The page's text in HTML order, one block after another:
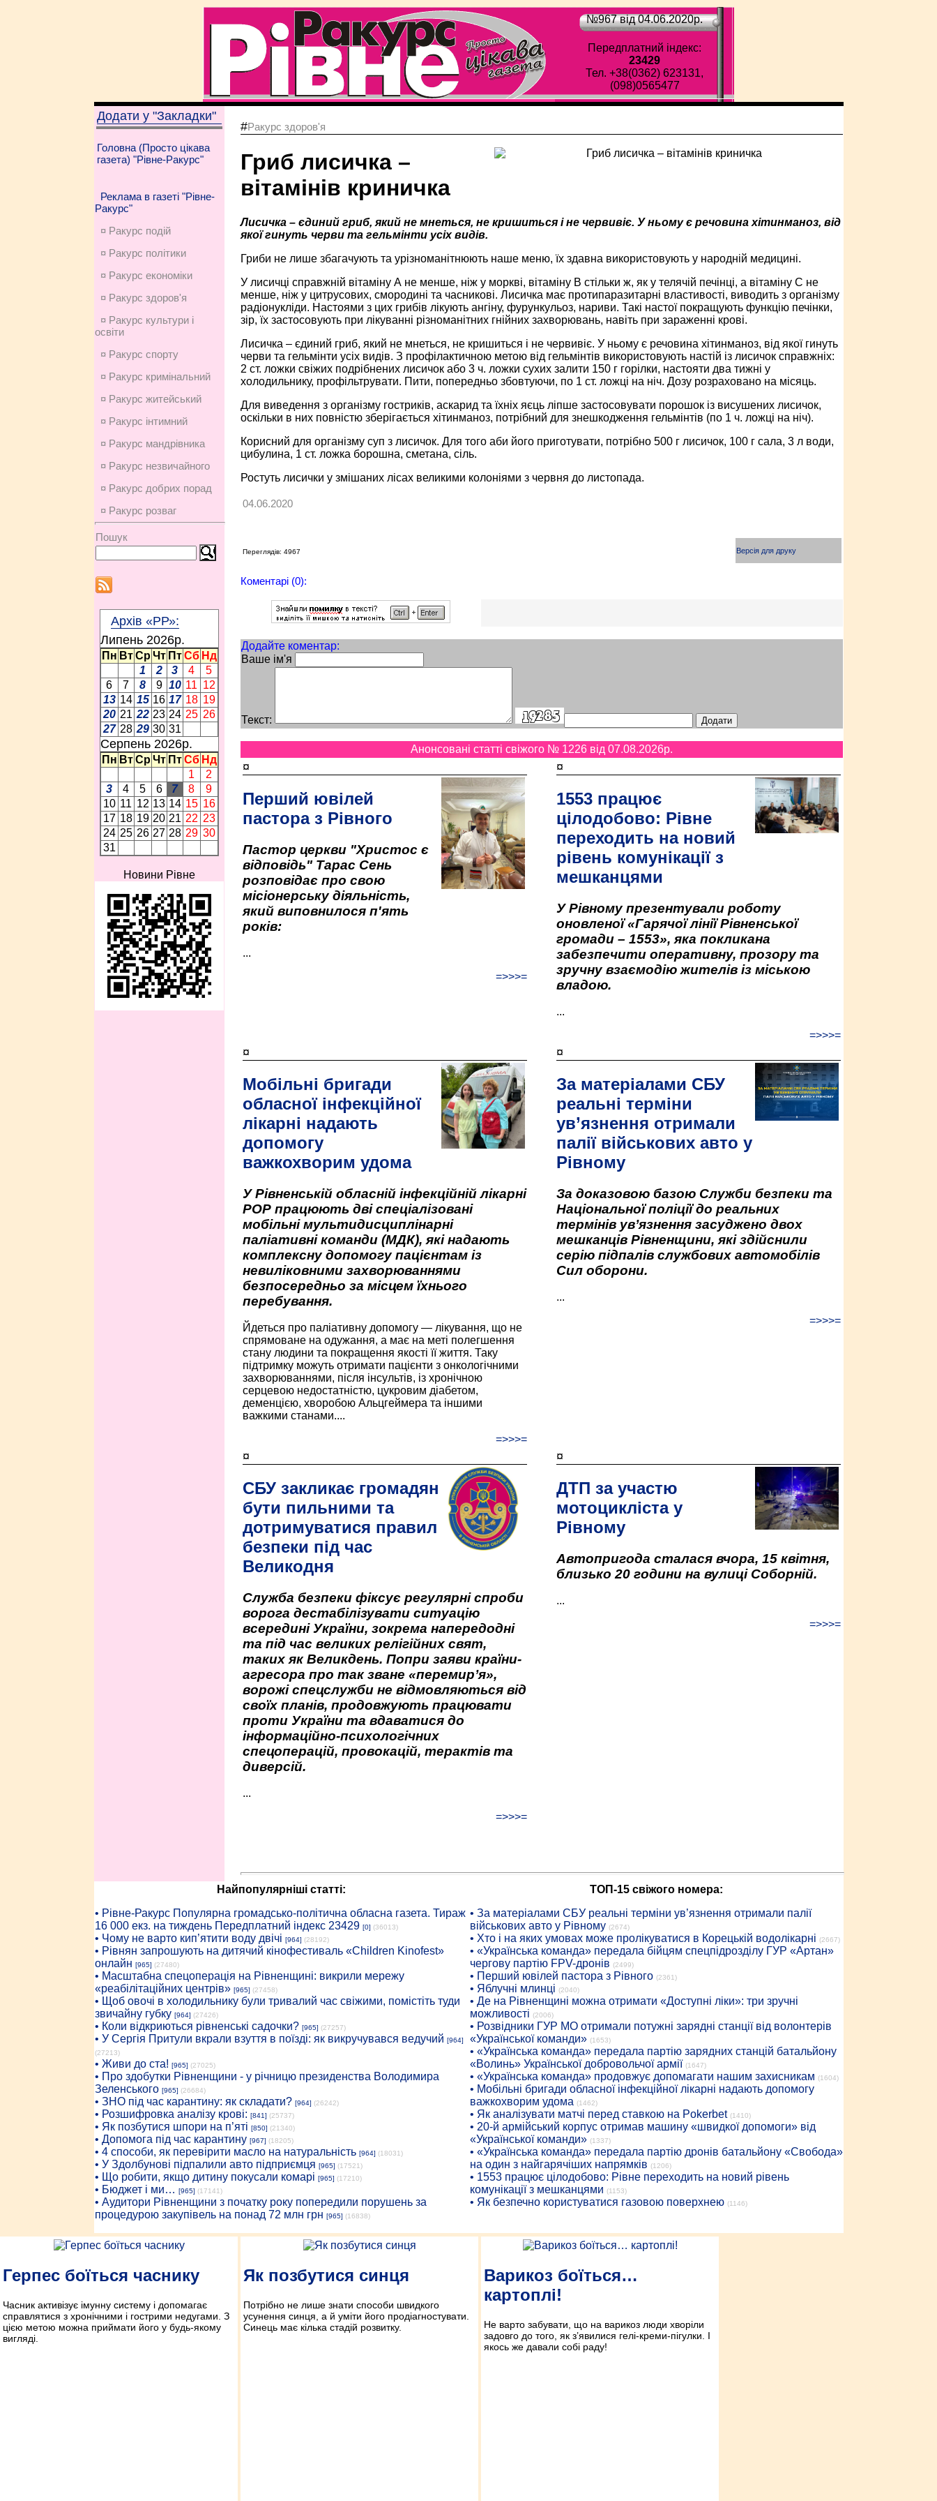
№967 від 04.06.2020p.
Передплатний індекс:
23429
Тел. +38(0362) 623131,
(098)0565477
Додати у "Закладки"
Головна (Просто цікава
газета) "Рівне-Ракурс"
Реклама в газеті "Рівне-
Ракурс"
¤ Ракурс подій
¤ Ракурс політики
¤ Ракурс економiки
¤ Ракурс здоров'я
¤ Ракурс культури і
освіти
¤ Ракурс спорту
¤ Ракурс кримінальний
¤ Ракурс житейський
¤ Ракурс інтимний
¤ Ракурс мандрівника
¤ Ракурс незвичайного
¤ Ракурс добрих порад
¤ Ракурс розваг
Пошук
Архів «РР»:
Липень 2026p.
Пн Вт Ср Чт Пт Сб Нд
1
2 3 4
5
6
7 8 9 10 11 12
13 14 15 16 17 18 19
20 21 22 23 24 25 26
27 28 29 30 31
Серпень 2026p.
Пн Вт Ср Чт Пт Сб Нд
1
2
3
4 5 6 7 8
9
10 11 12 13 14 15 16
17 18 19 20 21 22 23
24 25 26 27 28 29 30
31
Новини Рівне
#Ракурс здоров'я
Гриб лисичка –
вітамінів криничка
Лисичка – єдиний гриб, який не мнеться, не кришиться і не червивіє. У ньому є речовина хітинманоз, від
якої гинуть черви та гельмінти усіх видів.
Гриби не лише збагачують та урізноманітнюють наше меню, їх здавна використовують у народній медицині.
У лисичці справжній вітаміну А не менше, ніж у моркві, вітаміну В стільки ж, як у телячій печінці, а вітаміну С не
менше, ніж у цитрусових, смородині та часникові. Лисичка має протипаразитарні властивості, виводить з організму
радіонукліди. Настоями з цих грибів лікують ангіну, фурункульоз, нариви. Такі настої покращують функцію печінки,
зір, їх застосовують при лікуванні різноманітних гнійних захворювань, навіть при зараженні крові.
Лисичка – єдиний гриб, який не мнеться, не кришиться і не червивіє. У ньому є речовина хітинманоз, від якої гинуть
черви та гельмінти усіх видів. З профілактичною метою від гельмінтів використовують настій із лисичок справжніх:
2 ст. ложки свіжих подрібнених лисичок або 3 ч. ложки сухих залити 150 г горілки, настояти два тижні у
холодильнику, профільтрувати. Пити, попередньо збовтуючи, по 1 ст. ложці на ніч. Дозу розраховано на місяць.
Для виведення з організму гостриків, аскарид та їхніх яєць ліпше застосовувати порошок із висушених лисичок,
оскільки в них повністю зберігається хітинманоз, потрібний для знешкодження гельмінтів (по 1 ч. ложці на ніч).
Корисний для організму суп з лисичок. Для того аби його приготувати, потрібно 500 г лисичок, 100 г сала, 3 л води,
цибулина, 1 ст. ложка борошна, сметана, сіль.
Ростуть лисички у змішаних лісах великими колоніями з червня до листопада.
04.06.2020
Переглядів: 4967 Версія для друку
Коментарі (0):
Додайте коментар:
Ваше ім'я
Текст:
Анонсовані статті свіжого № 1226 від 07.08.2026p.
¤
Перший ювілей
пастора з Рівного
Пастор церкви "Христос є
відповідь" Тарас Сень
розповідає про свою
місіонерську діяльність,
який виповнилося п'ять
років:
...
=>>>=
¤
1553 працює
цілодобово: Рівне
переходить на новий
рівень комунікації з
мешканцями
У Рівному презентували роботу
оновленої «Гарячої лінії Рівненської
громади – 1553», яка покликана
забезпечити оперативну, прозору та
зручну взаємодію жителів із міською
владою.
...
=>>>=
¤
Мобільні бригади
обласної інфекційної
лікарні надають
допомогу
важкохворим удома
У Рівненській обласній інфекційній лікарні
РОР працюють дві спеціалізовані
мобільні мультидисциплінарні
паліативні команди (МДК), які надають
комплексну допомогу пацієнтам із
невиліковними захворюваннями
безпосередньо за місцем їхнього
перебування.
Йдеться про паліативну допомогу — лікування, що не
спрямоване на одужання, а має на меті полегшення
стану людини та покращення якості її життя. Таку
підтримку можуть отримати пацієнти з онкологічними
захворюваннями, після інсультів, із хронічною
серцевою недостатністю, цукровим діабетом,
деменцією, хворобою Альцгеймера та іншими
важкими станами....
=>>>=
¤
За матеріалами СБУ
реальні терміни
ув’язнення отримали
палії військових авто у
Рівному
За доказовою базою Служби безпеки та
Національної поліції до реальних
термінів ув’язнення засуджено двох
мешканців Рівненщини, які здійснили
серію підпалів службових автомобілів
Сил оборони.
...
=>>>=
¤
СБУ закликає громадян
бути пильними та
дотримуватися правил
безпеки під час
Великодня
Служба безпеки фіксує регулярні спроби
ворога дестабілізувати ситуацію
всередині України, зокрема напередодні
та під час великих релігійних свят,
таких як Великдень. Попри заяви країни-
агресора про так зване «перемир’я»,
ворожі спецслужби не відмовляються від
своїх планів, продовжують працювати
проти України та вдаватися до
інформаційно-психологічних
спецоперацій, провокацій, терактів та
диверсій.
...
=>>>=
¤
ДТП за участю
мотоцикліста у
Рівному
Автопригода сталася вчора, 15 квітня,
близько 20 години на вулиці Соборній.
...
=>>>=
Найпопулярніші статті:
• Рiвне-Ракурс Популярна громадсько-політична обласна газета. Тираж
16 000 екз. на тиждень Передплатний індекс 23429 [0] (36013)
• Чому не варто кип’ятити воду двічі [964] (28192)
• Рівнян запрошують на дитячий кінофестиваль «Children Kinofest»
онлайн [965] (27480)
• Масштабна спецоперація на Рівненщині: викрили мережу
«реабілітаційних центрів» [965] (27458)
• Щоб овочі в холодильнику були тривалий час свіжими, помістіть туди
звичайну губку [964] (27426)
• Коли відкриються рівненські садочки? [965] (27257)
• У Сергія Притули вкрали взуття в поїзді: як викручувався ведучий [964]
(27213)
• Живи до ста! [965] (27025)
• Про здобутки Рівненщини - у річницю президенства Володимира
Зеленського [965] (26684)
• ЗНО під час карантину: як складати? [964] (26242)
• Розшифровка аналізу крові: [841] (25737)
• Як позбутися шпори на п’яті [850] (21340)
• Допомога під час карантину [967] (18205)
• 4 способи, як перевірити масло на натуральність [964] (18031)
• У Здолбунові підпалили авто підприємця [965] (17521)
• Що робити, якщо дитину покусали комарі [965] (17210)
• Бюджет і ми… [965] (17141)
• Аудитори Рівненщини з початку року попередили порушень за
процедурою закупівель на понад 72 млн грн [965] (16838)
ТОП-15 свіжого номера:
• За матеріалами СБУ реальні терміни ув’язнення отримали палії
військових авто у Рівному (2674)
• Хто і на яких умовах може пролікуватися в Корецькій водолікарні (2667)
• «Українська команда» передала бійцям спецпідрозділу ГУР «Артан»
чергову партію FPV-дронів (2499)
• Перший ювілей пастора з Рівного (2361)
• Яблучні млинці (2040)
• Де на Рівненщині можна отримати «Доступні ліки»: три зручні
можливості (2006)
• Розвідники ГУР МО отримали потужні зарядні станції від волонтерів
«Української команди» (1653)
• «Українська команда» передала партію зарядних станцій батальйону
«Волинь» Української добровольчої армії (1647)
• «Українська команда» продовжує допомагати нашим захисникам (1604)
• Мобільні бригади обласної інфекційної лікарні надають допомогу
важкохворим удома (1462)
• Як аналізувати матчі перед ставкою на Pokerbet (1410)
• 20-й армійський корпус отримав машину «швидкої допомоги» від
«Української команди» (1337)
• «Українська команда» передала партію дронів батальйону «Свобода»
на один з найгарячіших напрямків (1206)
• 1553 працює цілодобово: Рівне переходить на новий рівень
комунікації з мешканцями (1153)
• Як безпечно користуватися газовою поверхнею (1146)
Герпес боїться часнику
Часник активізує імунну систему і допомагає
справлятися з хронічними і гострими недугами. З
цією метою можна приймати його у будь-якому
вигляді.
Як позбутися синця
Потрібно не лише знати способи швидкого
усунення синця, а й уміти його продіагностувати.
Синець має кілька стадій розвитку.
Варикоз боїться…
картоплі!
Не варто забувати, що на варикоз люди хворіли
задовго до того, як з’явилися гелі-креми-пігулки. І
якось же давали собі раду!